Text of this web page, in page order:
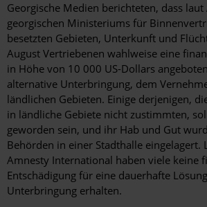
Georgische Medien berichteten, dass laut
georgischen Ministeriums für
besetzten Gebieten, Unterkunft und
August Vertriebenen wahlweise eine
in Höhe von 10 000 US-Dollars
alternative Unterbringung, dem
ländlichen Gebieten. Einige derjenigen,
in ländliche Gebiete nicht zustimmten,
geworden sein, und ihr Hab und Gut
Behörden in einer Stadthalle eingelagert.
Amnesty International haben viele keine
Entschädigung für eine dauerhafte
Unterbringung erhalten.